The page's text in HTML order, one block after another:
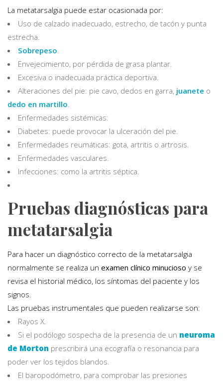
La metatarsalgia puede estar ocasionada por:
Uso de calzado inadecuado, estrecho, de tacón y punta
estrecha.
Sobrepeso.
Envejecimiento, por pérdida de grasa plantar.
Excesiva o inadecuada práctica deportiva.
Alteraciones del pie: pie cavo, dedos en garra, juanete o
dedo en martillo.
Enfermedades sistémicas:
Diabetes: puede provocar la ulceración del pie.
Enfermedades reumáticas: gota, artritis o artrosis.
Enfermedades vasculares.
Infecciones: como la artritis séptica.
Pruebas diagnósticas para
metatarsalgia
Para hacer un diagnóstico correcto de la metatarsalgia
normalmente se realiza un examen clínico minucioso y se
revisa el historial médico, los síntomas del paciente y los
signos.
Las pruebas instrumentales que pueden realizarse son:
Rayos X.
Si el podólogo sospecha de la presencia de un neuroma
de Morton prescribirá una ecografía o resonancia para
poder ver los tejidos blandos.
El baropodómetro, para comprobar las presiones